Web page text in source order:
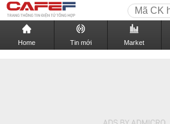
Home Tin mới Market